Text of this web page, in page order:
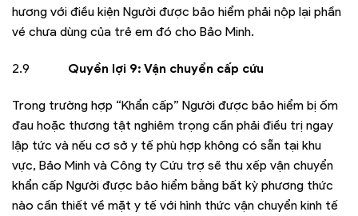
hương với điều kiện Người được bảo hiểm phải nộp lại phần
vé chưa dùng của trẻ em đó cho Bảo Minh.
2.9 Quyền lợi 9: Vận chuyển cấp cứu
Trong trường hợp “Khẩn cấp” Người được bảo hiểm bị ốm
đau hoặc thương tật nghiêm trọng cần phải điều trị ngay
lập tức và nếu cơ sở y tế phù hợp không có sẵn tại khu
vực, Bảo Minh và Công ty Cứu trợ sẽ thu xếp vận chuyển
khẩn cấp Người được bảo hiểm bằng bất kỳ phương thức
nào cần thiết về mặt y tế với hình thức vận chuyển kinh tế